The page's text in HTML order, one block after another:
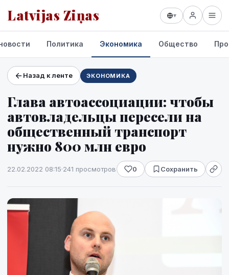
Latvijas Ziņas ▾
Проекты и сервисы
Прогноз погоды
Политика Экономика Общество
Назад к ленте ЭКОНОМИКА
Глава автоассоциации: чтобы
автовладельцы пересели на
общественный транспорт
нужно 800 млн евро
22.02.2022 08:15·241 просмотров 0 Сохранить